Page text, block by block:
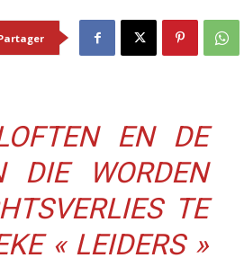
EN DE
DIE WORDEN
TE
« LEIDERS »